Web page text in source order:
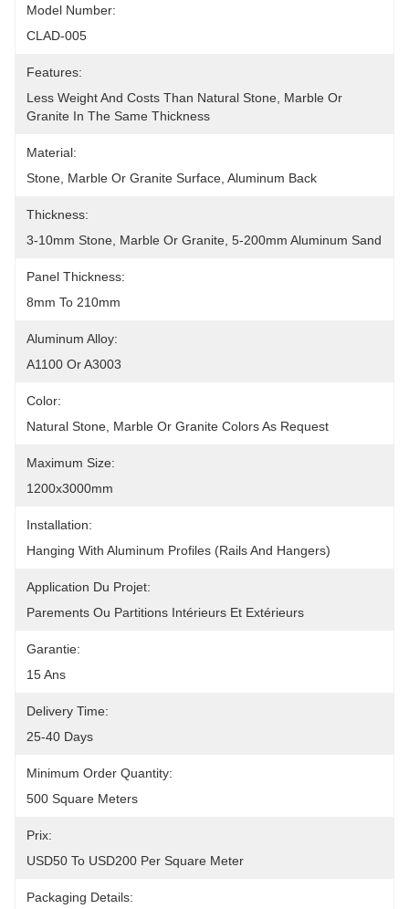
Model Number:
CLAD-005
Features:
Less Weight And Costs Than Natural Stone, Marble Or
Granite In The Same Thickness
Material:
Stone, Marble Or Granite Surface, Aluminum Back
Thickness:
3-10mm Stone, Marble Or Granite, 5-200mm Aluminum Sand
Panel Thickness:
8mm To 210mm
Aluminum Alloy:
A1100 Or A3003
Color:
Natural Stone, Marble Or Granite Colors As Request
Maximum Size:
1200x3000mm
Installation:
Hanging With Aluminum Profiles (rails And Hangers)
Application Du Projet:
Parements Ou Partitions Intérieurs Et Extérieurs
Garantie:
15 Ans
Delivery Time:
25-40 Days
Minimum Order Quantity:
500 Square Meters
Prix:
USD50 To USD200 Per Square Meter
Packaging Details: